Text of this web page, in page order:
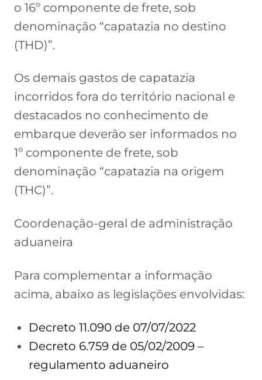
o 16º componente de frete, sob
denominação “capatazia no destino
(THD)”.
Os demais gastos de capatazia
incorridos fora do território nacional e
destacados no conhecimento de
embarque deverão ser informados no
1º componente de frete, sob
denominação “capatazia na origem
(THC)”.
Coordenação-geral de administração
aduaneira
Para complementar a informação
acima, abaixo as legislações envolvidas:
Decreto 11.090 de 07/07/2022
Decreto 6.759 de 05/02/2009 –
regulamento aduaneiro